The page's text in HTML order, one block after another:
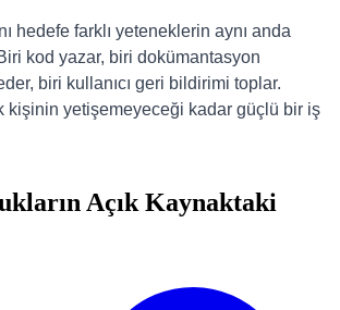
hedefe farklı yeteneklerin aynı anda
kod yazar, biri dokümantasyon
biri kullanıcı geri bildirimi toplar.
kişinin yetişemeyeceği kadar güçlü bir iş
Açık Kaynaktaki